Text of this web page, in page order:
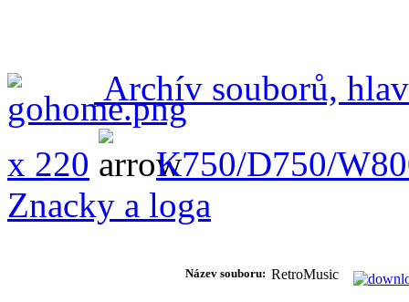
Archív souborů,
x 220
K750/D750/
Znacky a loga
Název souboru: RetroMusic